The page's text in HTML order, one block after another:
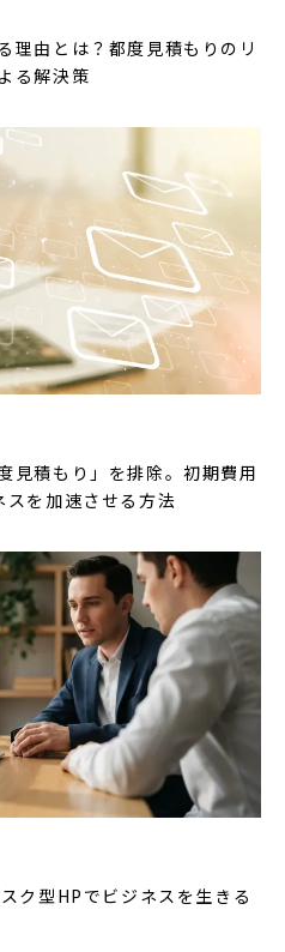
理由とは？都度見積もりのリ
る解決策
見積もり」を排除。初期費用
を加速させる方法
ク型HPでビジネスを生きる